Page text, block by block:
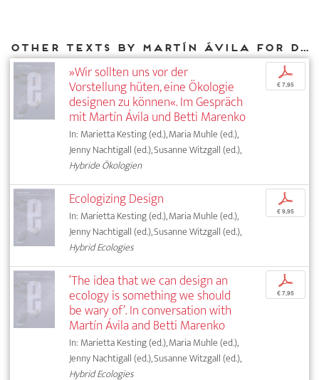
Other texts by Martín Ávila for DIAPHANES
»Wir sollten uns vor der
Vorstellung hüten, eine Ökologie
designen zu können«. Im Gespräch
mit Martín Ávila und Betti Marenko
In: Marietta Kesting (ed.), Maria Muhle (ed.),
Jenny Nachtigall (ed.), Susanne Witzgall (ed.),
Hybride Ökologien
p
€ 7,95
Ecologizing Design
In: Marietta Kesting (ed.), Maria Muhle (ed.),
Jenny Nachtigall (ed.), Susanne Witzgall (ed.),
Hybrid Ecologies
p
€ 9,95
‘The idea that we can design an
ecology is something we should
be wary of’. In conversation with
Martín Ávila and Betti Marenko
In: Marietta Kesting (ed.), Maria Muhle (ed.),
Jenny Nachtigall (ed.), Susanne Witzgall (ed.),
Hybrid Ecologies
p
€ 7,95